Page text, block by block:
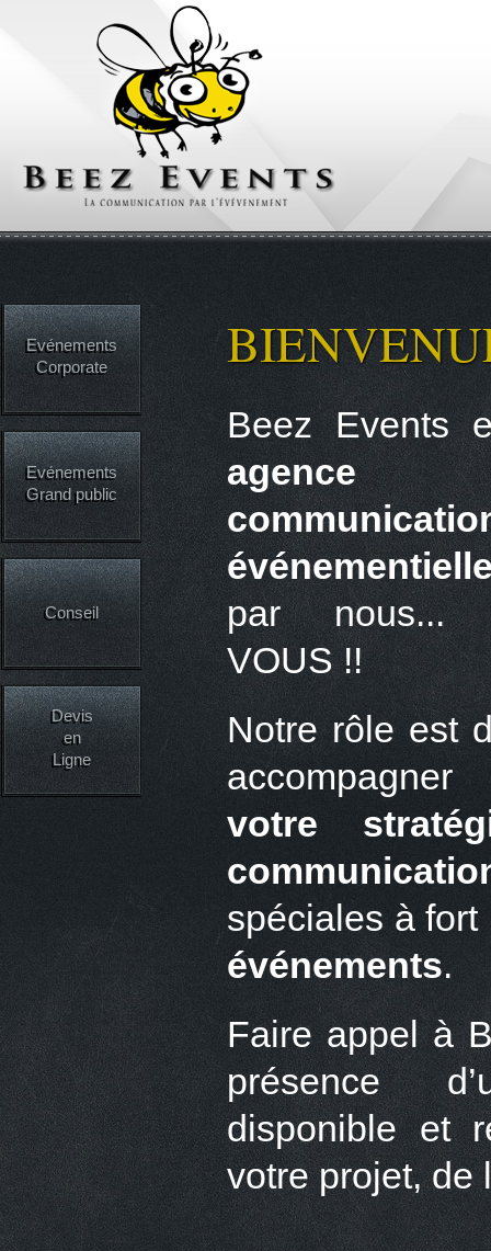
Evénements
Corporate
Evénements
Grand public
Conseil
Devis
en
Ligne
Beez Events
par nous...
VOUS !!
Notre rôle est
votre
spéciales à
événements.
Faire appel à
présence
disponible et
votre projet, de